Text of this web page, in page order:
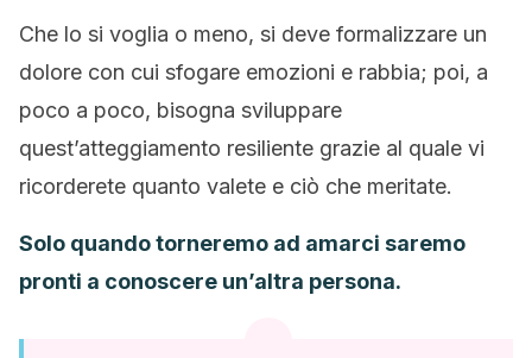
Che lo si voglia o meno, si deve formalizzare un
dolore con cui sfogare emozioni e rabbia; poi, a
poco a poco, bisogna sviluppare
quest’atteggiamento resiliente grazie al quale vi
ricorderete quanto valete e ciò che meritate.
Solo quando torneremo ad amarci saremo
pronti a conoscere un’altra persona.